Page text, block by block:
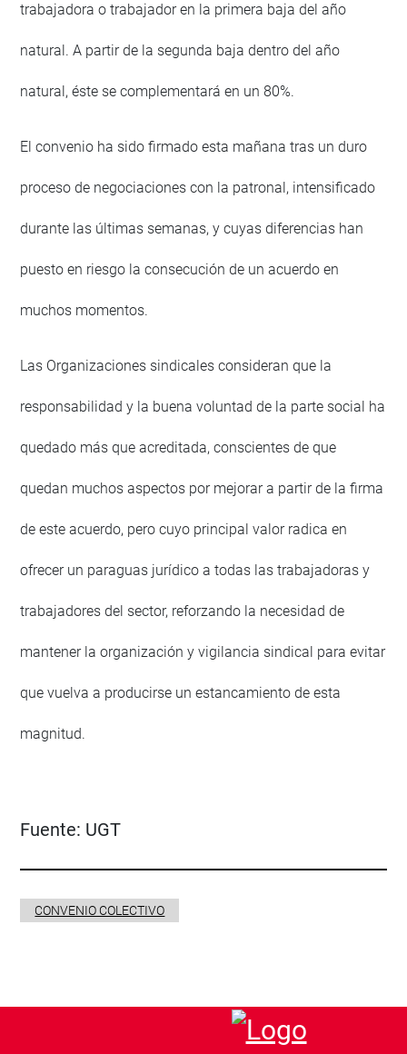
trabajadora o trabajador en la primera baja del año
natural. A partir de la segunda baja dentro del año
natural, éste se complementará en un 80%.
El convenio ha sido firmado esta mañana tras un duro
proceso de negociaciones con la patronal, intensificado
durante las últimas semanas, y cuyas diferencias han
puesto en riesgo la consecución de un acuerdo en
muchos momentos.
Las Organizaciones sindicales consideran que la
responsabilidad y la buena voluntad de la parte social ha
quedado más que acreditada, conscientes de que
quedan muchos aspectos por mejorar a partir de la firma
de este acuerdo, pero cuyo principal valor radica en
ofrecer un paraguas jurídico a todas las trabajadoras y
trabajadores del sector, reforzando la necesidad de
mantener la organización y vigilancia sindical para evitar
que vuelva a producirse un estancamiento de esta
magnitud.
Fuente: UGT
CONVENIO COLECTIVO